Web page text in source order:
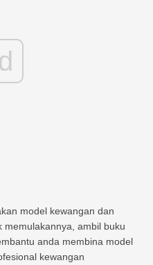
model kewangan dan
ambil buku
anda membina model
kewangan